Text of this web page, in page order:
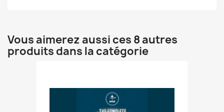
Vous aimerez aussi ces 8 autres
produits dans la catégorie